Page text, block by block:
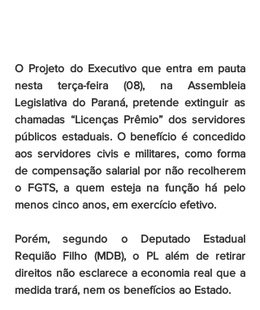
O Projeto do Executivo que entra em pauta
nesta terça-feira (08), na Assembleia
Legislativa do Paraná, pretende extinguir as
chamadas “Licenças Prêmio” dos servidores
públicos estaduais. O benefício é concedido
aos servidores civis e militares, como forma
de compensação salarial por não recolherem
o FGTS, a quem esteja na função há pelo
menos cinco anos, em exercício efetivo.
Porém, segundo o Deputado Estadual
Requião Filho (MDB), o PL além de retirar
direitos não esclarece a economia real que a
medida trará, nem os benefícios ao Estado.